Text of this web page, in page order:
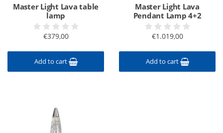
Master Light Lava table
lamp
€379,00
Add to cart
Master Light Lava
Pendant Lamp 4+2
€1.019,00
Add to cart